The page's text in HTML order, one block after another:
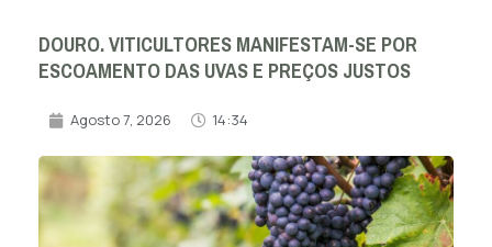
DOURO. VITICULTORES MANIFESTAM-SE POR
ESCOAMENTO DAS UVAS E PREÇOS JUSTOS
Agosto 7, 2026 14:34